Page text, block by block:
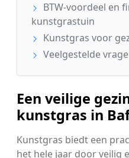
BTW-voordeel en
kunstgrastuin
Kunstgras voor
Veelgestelde
Een veilige
kunstgras in
Kunstgras biedt een
het hele jaar door veilig